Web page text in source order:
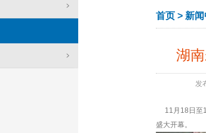
首页 > 新
湖
发
11月18日至
盛大开幕。